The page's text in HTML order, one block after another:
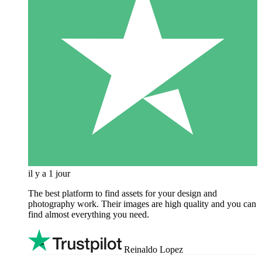
il y a 1 jour
The best platform to find assets for your design and
photography work. Their images are high quality and you can
find almost everything you need.
Reinaldo Lopez